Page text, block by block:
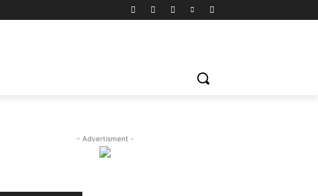
- Advertisment -